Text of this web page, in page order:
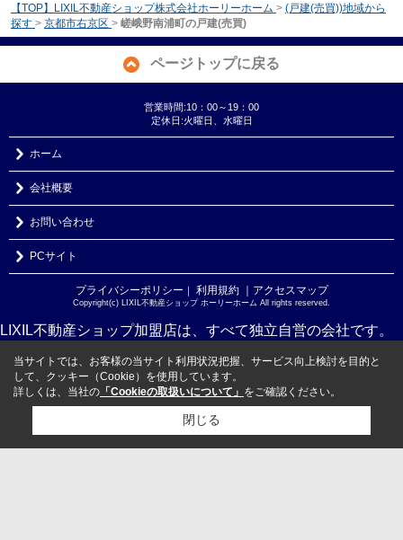
【TOP】LIXIL不動産ショップ株式会社ホーリーホーム > (戸建(売買))地域から
探す > 京都市右京区 > 嵯峨野南浦町の戸建(売買)
ページトップに戻る
営業時間:10：00～19：00
定休日:火曜日、水曜日
ホーム
会社概要
お問い合わせ
PCサイト
プライバシーポリシー ｜ 利用規約 ｜アクセスマップ
Copyright(c) LIXIL不動産ショップ ホーリーホーム All rights reserved.
LIXIL不動産ショップ加盟店は、すべて独立自営の会社です。
当サイトでは、お客様の当サイト利用状況把握、サービス向上検討を目的と
して、クッキー（Cookie）を使用しています。
詳しくは、当社の 「Cookieの取扱いについて」 をご確認ください。
閉じる